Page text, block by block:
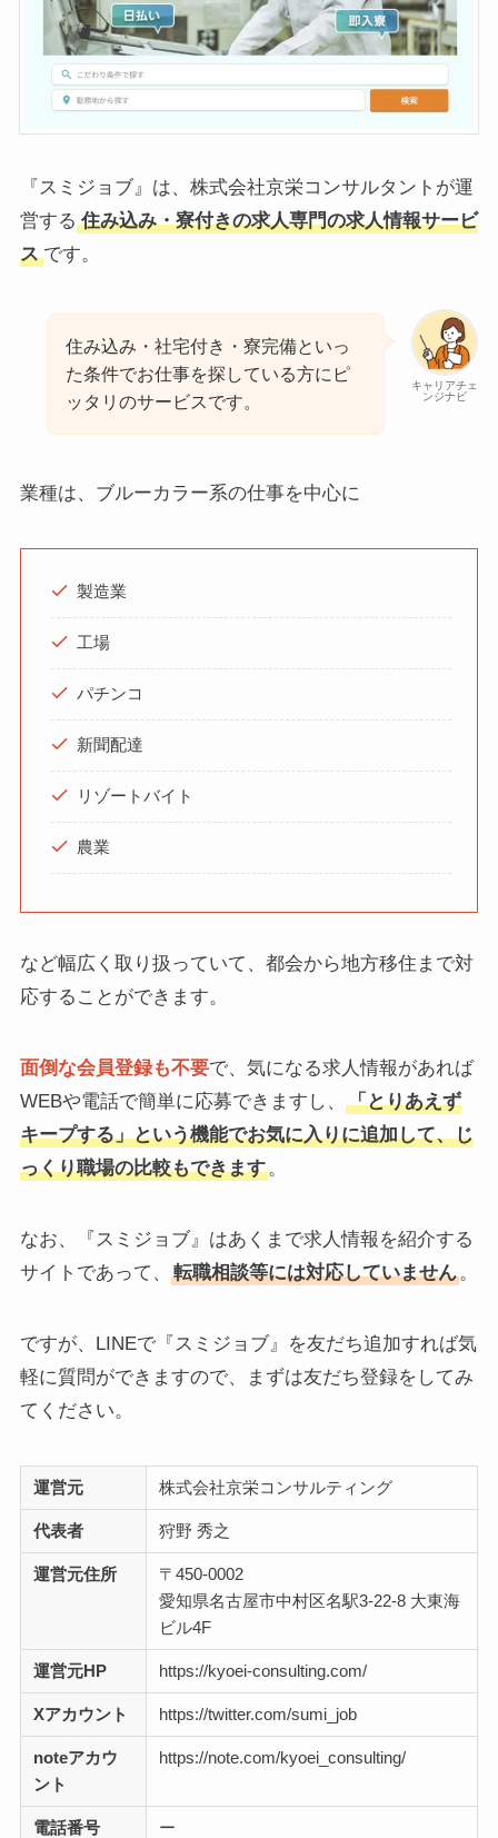
『スミジョブ』は、株式会社京栄コンサルタントが運
営する 住み込み・寮付きの求人専門の求人情報サービ
ス です。
キャリアチェ
ンジナビ
住み込み・社宅付き・寮完備といっ
た条件でお仕事を探している方にピ
ッタリのサービスです。
業種は、ブルーカラー系の仕事を中心に
製造業
工場
パチンコ
新聞配達
リゾートバイト
農業
など幅広く取り扱っていて、都会から地方移住まで対
応することができます。
面倒な会員登録も不要で、気になる求人情報があれば
WEBや電話で簡単に応募できますし、
「とりあえず
キープする」という機能でお気に入りに追加して、じ
っくり職場の比較もできます。
なお、『スミジョブ』はあくまで求人情報を紹介する
サイトであって、
転職相談等には対応していません。
ですが、LINEで『スミジョブ』を友だち追加すれば気
軽に質問ができますので、まずは友だち登録をしてみ
てください。
運営元 株式会社京栄コンサルティング
代表者 狩野 秀之
運営元住所
〒450-0002
愛知県名古屋市中村区名駅3-22-8 大東海
ビル4F
運営元HP https://kyoei-consulting.com/
Xアカウント https://twitter.com/sumi_job
noteアカウ
ント
https://note.com/kyoei_consulting/
電話番号 ー